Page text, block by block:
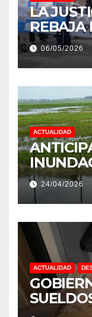
LA
REBAJA
06/05/2026
ACTUALIDAD
NIÑO
24/04/2026
ACTUALIDAD
ABRIL,